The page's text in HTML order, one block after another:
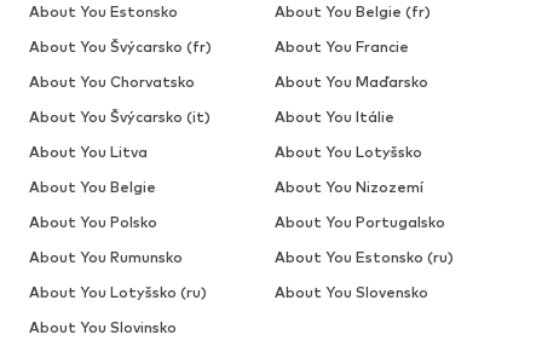
About You Estonsko
About You Belgie (fr)
About You Švýcarsko (fr)
About You Francie
About You Chorvatsko
About You Maďarsko
About You Švýcarsko (it)
About You Itálie
About You Litva
About You Lotyšsko
About You Belgie
About You Nizozemí
About You Polsko
About You Portugalsko
About You Rumunsko
About You Estonsko (ru)
About You Lotyšsko (ru)
About You Slovensko
About You Slovinsko